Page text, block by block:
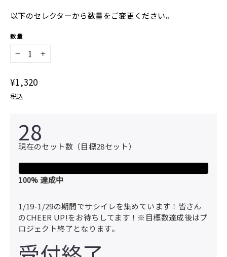
以下のセレクターから数量をご変更ください。
数量
−
+
通
常
価
¥1,320
税込
28
現在のセット数（目標28セット）
100% 達成中
1/19-1/29の期間でサシイレを集めています！皆さん
のCHEER UP!をお待ちしてます！※目標数達成後はプ
ロジェクト終了となります。